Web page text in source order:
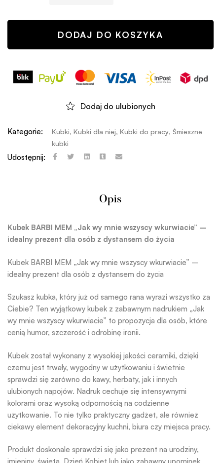
DODAJ DO KOSZYKA
Dodaj do ulubionych
Kategorie: Kubki, Kubki dla niej, Kubki do pracy, Śmieszne
kubki
Udostępnij:
Opis
Kubek BARBI MEM „Jak wy mnie wszyscy wkurwiacie” –
idealny prezent dla osób z dystansem do życia
Kubek BARBI MEM „Jak wy mnie wszyscy wkurwiacie” –
idealny prezent dla osób z dystansem do życia
Szukasz kubka, który już od samego rana wyrazi wszystko za
Ciebie? Ten wyjątkowy kubek z zabawnym nadrukiem „Jak
wy mnie wszyscy wkurwiacie” to propozycja dla osób, które
cenią humor, szczerość i odrobinę ironii.
Kubek został wykonany z wysokiej jakości ceramiki, dzięki
czemu jest trwały, wygodny w użytkowaniu i świetnie
sprawdzi się zarówno do kawy, herbaty, jak i innych
ulubionych napojów. Nadruk cechuje się intensywnymi
kolorami oraz wysoką odpornością na codzienne
użytkowanie. To nie tylko praktyczny gadżet, ale również
ciekawy element dekoracyjny kuchni, biura czy miejsca pracy.
Produkt doskonale sprawdzi się jako prezent na urodziny,